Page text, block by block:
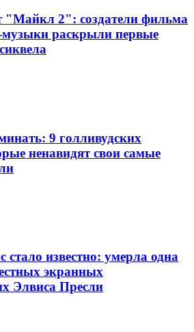
"Майкл 2": создатели фильма
музыки раскрыли первые
9 голливудских
ненавидят свои самые
стало известно: умерла одна
экранных
Элвиса Пресли